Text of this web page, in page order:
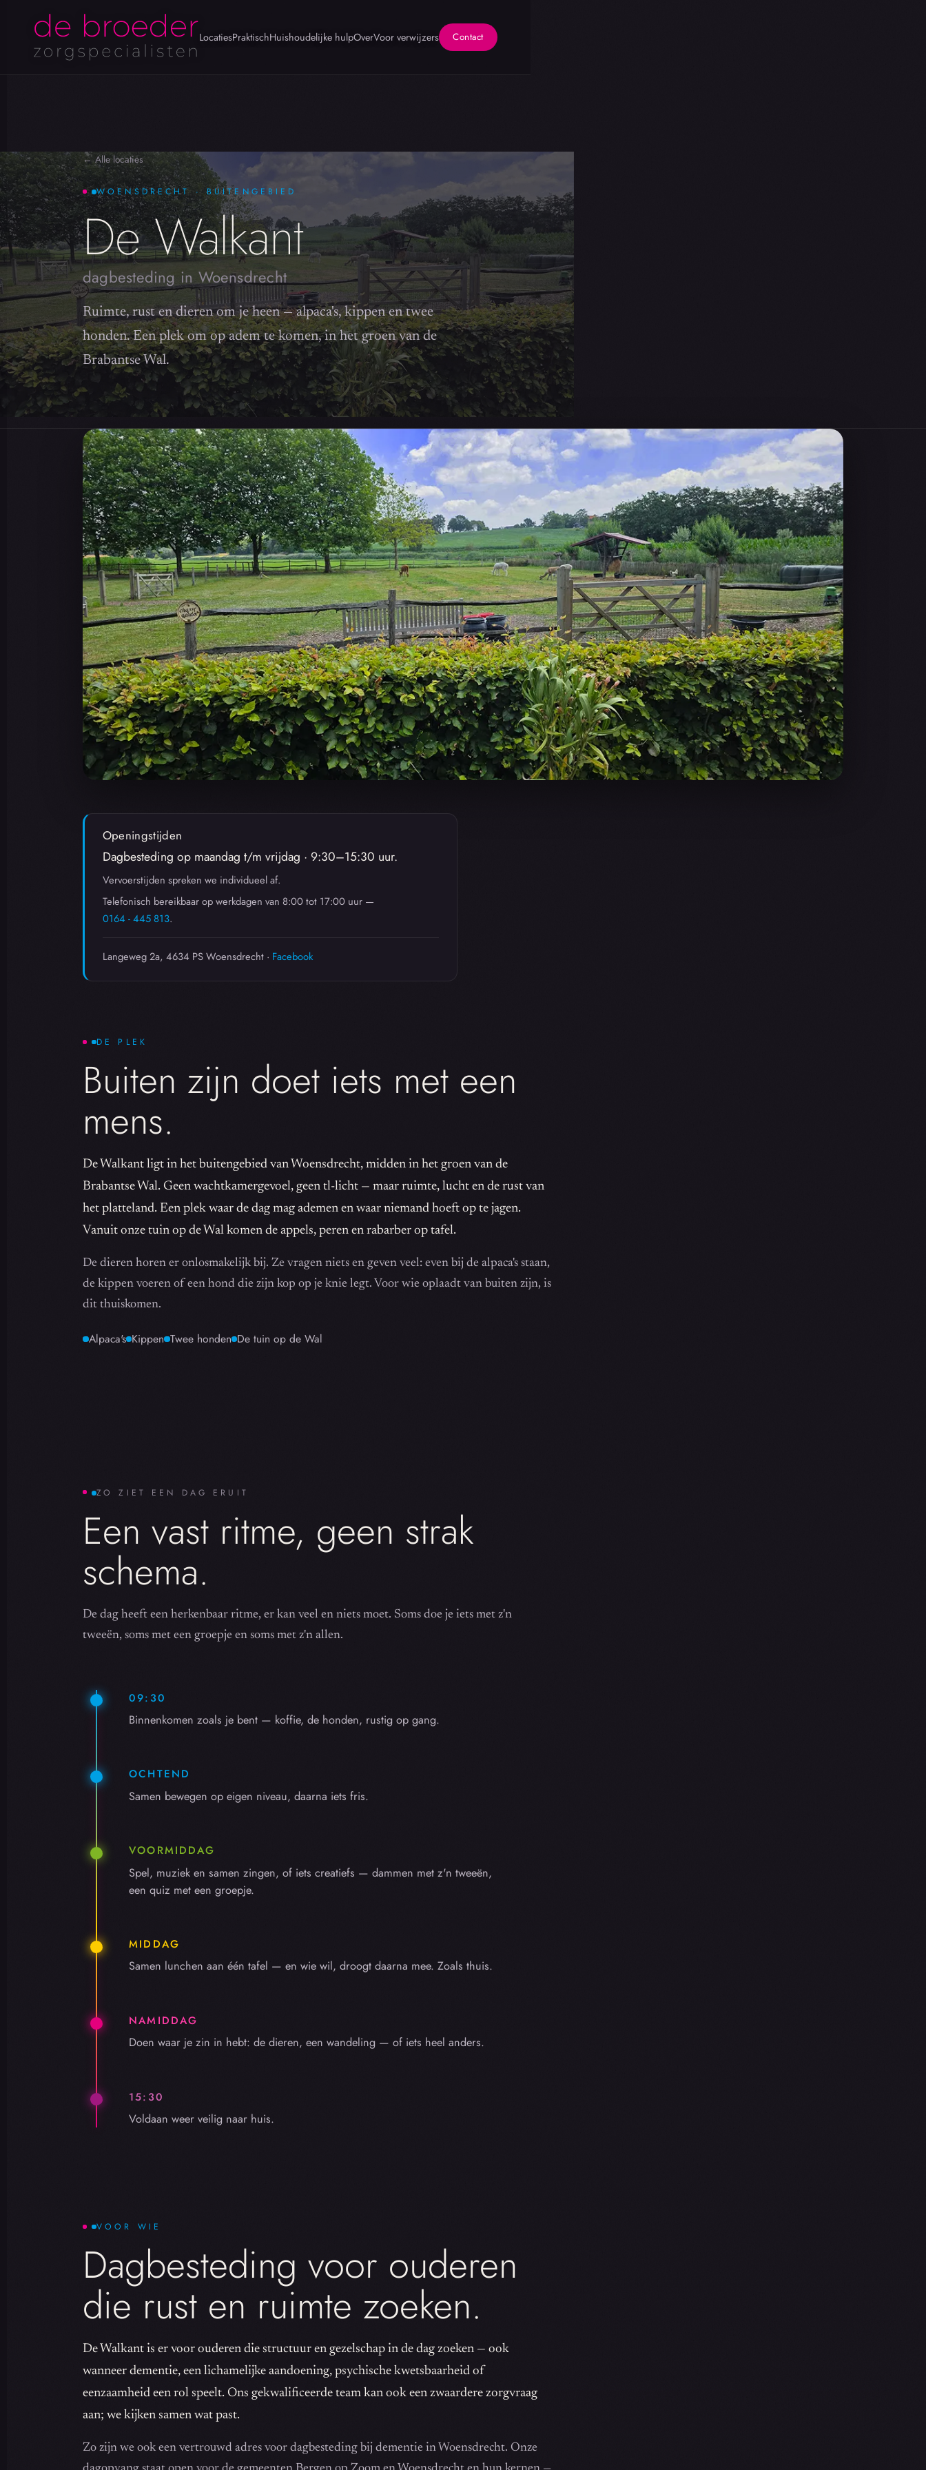
LocatiesPraktischHuishoudelijke hulpOverVoor verwijzers Contact
← Alle locaties
WOENSDRECHT · BUITENGEBIED
De Walkant
dagbesteding in Woensdrecht
Ruimte, rust en dieren om je heen — alpaca's, kippen en twee
honden. Een plek om op adem te komen, in het groen van de
Brabantse Wal.
Openingstijden
Dagbesteding op maandag t/m vrijdag · 9:30–15:30 uur.
Vervoerstijden spreken we individueel af.
Telefonisch bereikbaar op werkdagen van 8:00 tot 17:00 uur —
0164 - 445 813.
Langeweg 2a, 4634 PS Woensdrecht · Facebook
DE PLEK
Buiten zijn doet iets met een
mens.
De Walkant ligt in het buitengebied van Woensdrecht, midden in het groen van de
Brabantse Wal. Geen wachtkamergevoel, geen tl-licht — maar ruimte, lucht en de rust van
het platteland. Een plek waar de dag mag ademen en waar niemand hoeft op te jagen.
Vanuit onze tuin op de Wal komen de appels, peren en rabarber op tafel.
De dieren horen er onlosmakelijk bij. Ze vragen niets en geven veel: even bij de alpaca's staan,
de kippen voeren of een hond die zijn kop op je knie legt. Voor wie oplaadt van buiten zijn, is
dit thuiskomen.
Alpaca's Kippen Twee honden De tuin op de Wal
ZO ZIET EEN DAG ERUIT
Een vast ritme, geen strak
schema.
De dag heeft een herkenbaar ritme, er kan veel en niets moet. Soms doe je iets met z'n
tweeën, soms met een groepje en soms met z'n allen.
09:30
Binnenkomen zoals je bent — koffie, de honden, rustig op gang.
OCHTEND
Samen bewegen op eigen niveau, daarna iets fris.
VOORMIDDAG
Spel, muziek en samen zingen, of iets creatiefs — dammen met z'n tweeën,
een quiz met een groepje.
MIDDAG
Samen lunchen aan één tafel — en wie wil, droogt daarna mee. Zoals thuis.
NAMIDDAG
Doen waar je zin in hebt: de dieren, een wandeling — of iets heel anders.
15:30
Voldaan weer veilig naar huis.
VOOR WIE
Dagbesteding voor ouderen
die rust en ruimte zoeken.
De Walkant is er voor ouderen die structuur en gezelschap in de dag zoeken — ook
wanneer dementie, een lichamelijke aandoening, psychische kwetsbaarheid of
eenzaamheid een rol speelt. Ons gekwalificeerde team kan ook een zwaardere zorgvraag
aan; we kijken samen wat past.
Zo zijn we ook een vertrouwd adres voor dagbesteding bij dementie in Woensdrecht. Onze